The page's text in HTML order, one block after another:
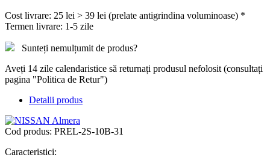
Cost livrare: 25 lei > 39 lei (prelate antigrindina voluminoase) *
Termen livrare: 1-5 zile
Sunteți nemulțumit de produs?
Aveți 14 zile calendaristice să returnați produsul nefolosit (consultați
pagina "Politica de Retur")
Detalii produs
Cod produs: PREL-2S-10B-31
Caracteristici: